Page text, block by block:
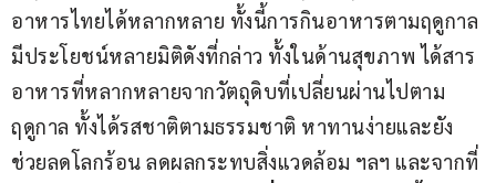
อาหารไทยได้หลากหลาย ทั้งนี้การกินอาหารตามฤดูกาล
มีประโยชน์หลายมิติดังที่กล่าว ทั้งในด้านสุขภาพ ได้สาร
อาหารที่หลากหลายจากวัตถุดิบที่เปลี่ยนผ่านไปตาม
ฤดูกาล ทั้งได้รสชาติตามธรรมชาติ หาทานง่ายและยัง
ช่วยลดโลกร้อน ลดผลกระทบสิ่งแวดล้อม ฯลฯ และจากที่